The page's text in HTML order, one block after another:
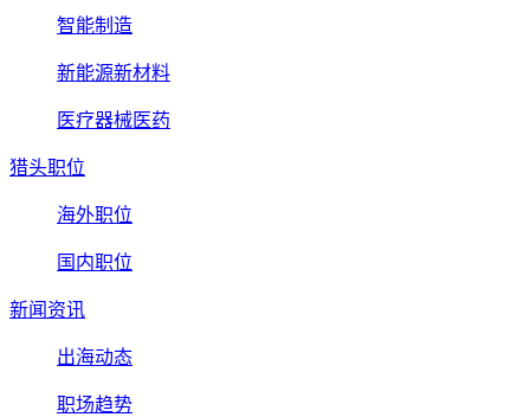
智能制造
新能源新材料
医疗器械医药
猎头职位
海外职位
国内职位
新闻资讯
出海动态
职场趋势